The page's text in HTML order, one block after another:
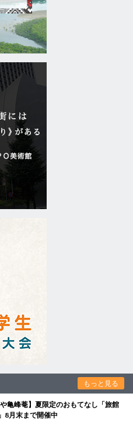
もっと見る
や亀峰菴】夏限定のおもてなし「旅館
8月末まで開催中